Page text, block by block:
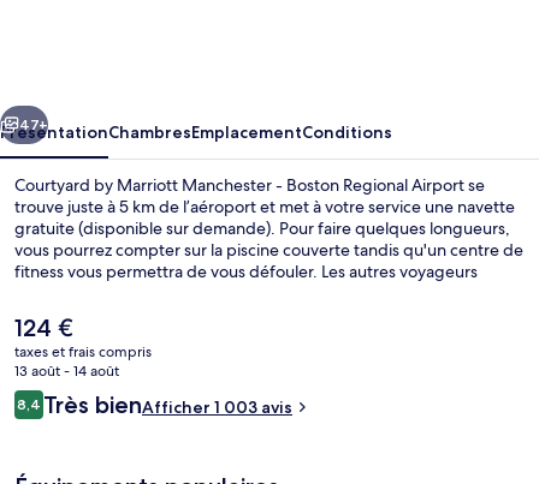
-
Boston
Regional
Airport
Suivant
47+
PrésentationChambresEmplacementConditions
Courtyard by Marriott Manchester - Boston Regional Airport se
trouve juste à 5 km de l’aéroport et met à votre service une navette
gratuite (disponible sur demande). Pour faire quelques longueurs,
vous pourrez compter sur la piscine couverte tandis qu'un centre de
fitness vous permettra de vous défouler. Les autres voyageurs
Le
prix
actuel
est
de
124 €
taxes et frais compris
13 août - 14 août
Avis
voyageurs
8,48,4 sur 10
Très bienAfficher 1 003 avis